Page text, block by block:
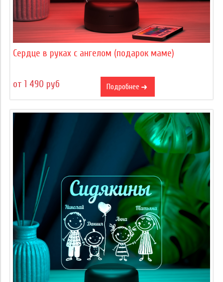
Сердце в руках с ангелом (подарок маме)
от 1 490 руб Подробнее